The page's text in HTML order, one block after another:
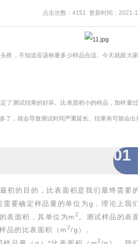
点击次数：4151 更新时间：2021-
疼，不知道应该称量多少样品合适。今天就跟大
了测试结果的好坏。比表面积小的样品，加样量
，就会导致测试时间严重延长。结果有可能会出
01
初的目的，比表面积是我们最终需要
要确定样品量的单位为g，理论上我
表面积，其单位为m 2 。测试样品的表
品的比表面积（m 2/g）。
2